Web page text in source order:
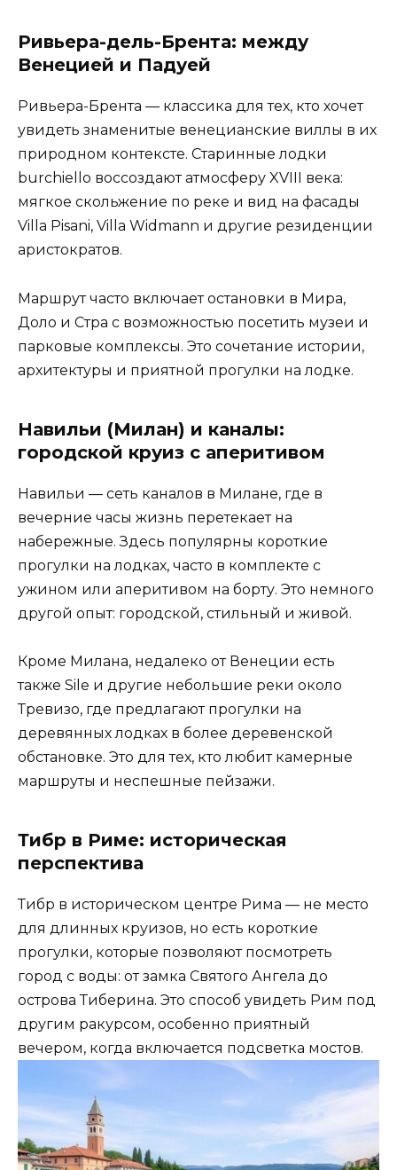
Ривьера-дель-Брента: между
Венецией и Падуей
Ривьера-Брента — классика для тех, кто хочет
увидеть знаменитые венецианские виллы в их
природном контексте. Старинные лодки
burchiello воссоздают атмосферу XVIII века:
мягкое скольжение по реке и вид на фасады
Villa Pisani, Villa Widmann и другие резиденции
аристократов.
Маршрут часто включает остановки в Мира,
Доло и Стра с возможностью посетить музеи и
парковые комплексы. Это сочетание истории,
архитектуры и приятной прогулки на лодке.
Навильи (Милан) и каналы:
городской круиз с аперитивом
Навильи — сеть каналов в Милане, где в
вечерние часы жизнь перетекает на
набережные. Здесь популярны короткие
прогулки на лодках, часто в комплекте с
ужином или аперитивом на борту. Это немного
другой опыт: городской, стильный и живой.
Кроме Милана, недалеко от Венеции есть
также Sile и другие небольшие реки около
Тревизо, где предлагают прогулки на
деревянных лодках в более деревенской
обстановке. Это для тех, кто любит камерные
маршруты и неспешные пейзажи.
Тибр в Риме: историческая
перспектива
Тибр в историческом центре Рима — не место
для длинных круизов, но есть короткие
прогулки, которые позволяют посмотреть
город с воды: от замка Святого Ангела до
острова Тиберина. Это способ увидеть Рим под
другим ракурсом, особенно приятный
вечером, когда включается подсветка мостов.